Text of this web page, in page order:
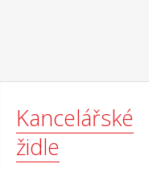
Kancelářské
židle